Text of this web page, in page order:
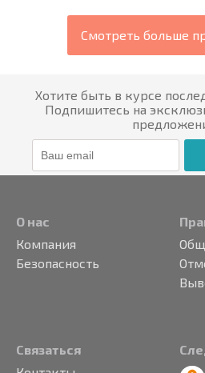
Смотреть больше
Хотите быть в курсе
Подпишитесь на
О нас
Компания
Безопасность
Связаться